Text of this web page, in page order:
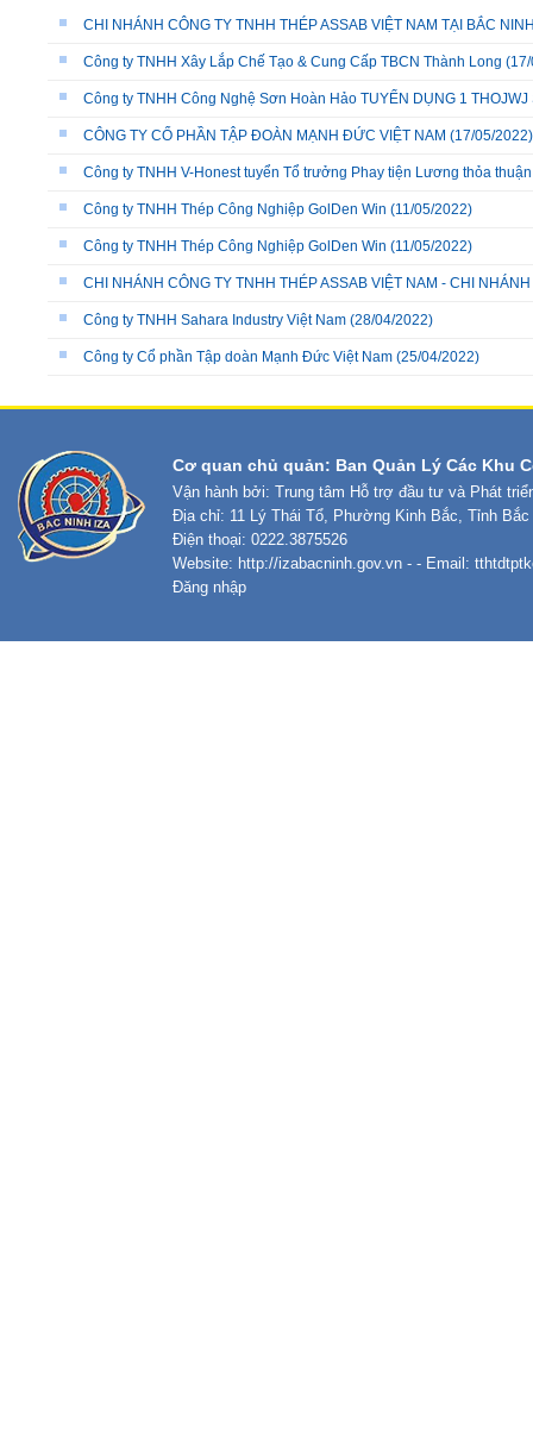
CHI NHÁNH CÔNG TY TNHH THÉP ASSAB VIỆT NAM TẠI BẮC
Công ty TNHH Xây Lắp Chế Tạo & Cung Cấp TBCN Thành Long
Công ty TNHH Công Nghệ Sơn Hoàn Hảo TUYỂN DỤNG 1
CÔNG TY CỔ PHẦN TẬP ĐOÀN MẠNH ĐỨC VIỆT NAM (17/05/2022)
Công ty TNHH V-Honest tuyển Tổ trưởng Phay tiện Lương thỏa thuận
Công ty TNHH Thép Công Nghiệp GolDen Win (11/05/2022)
Công ty TNHH Thép Công Nghiệp GolDen Win (11/05/2022)
CHI NHÁNH CÔNG TY TNHH THÉP ASSAB VIỆT NAM - CHI
Công ty TNHH Sahara Industry Việt Nam (28/04/2022)
Công ty Cổ phần Tập doàn Mạnh Đức Việt Nam (25/04/2022)
Cơ quan chủ quản: Ban Quản Lý Các Khu
Vận hành bởi: Trung tâm Hỗ trợ đầu tư và Phát
Địa chỉ: 11 Lý Thái Tổ, Phường Kinh Bắc, Tỉnh Bắc
Điện thoại: 0222.3875526
Website: http://izabacninh.gov.vn - - Email:
Đăng nhập